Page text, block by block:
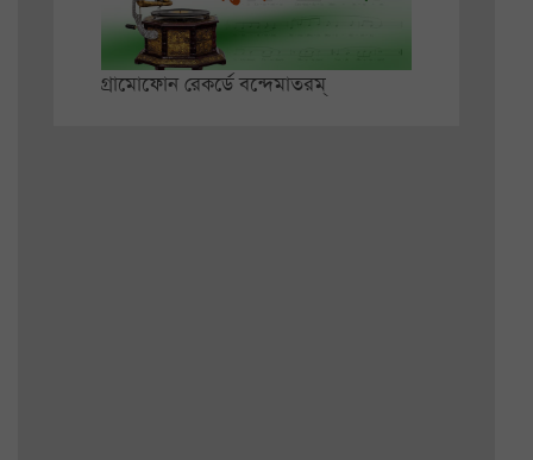
গ্রামোফোন রেকর্ডে বন্দেমাতরম্